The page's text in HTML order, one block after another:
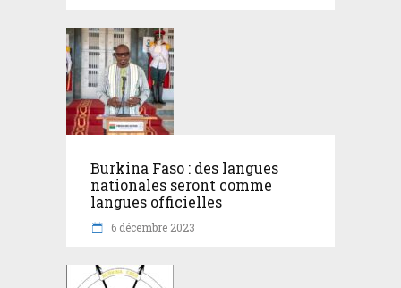
Burkina Faso : des langues
nationales seront comme
langues officielles
6 décembre 2023